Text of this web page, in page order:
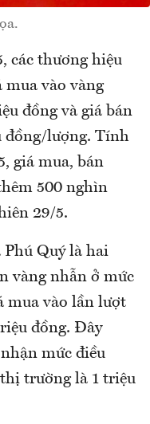
các thương hiệu
vào vàng
đồng và giá bán
đồng/lượng. Tính
giá mua, bán
500 nghìn
29/5.
Quý là hai
vàng nhẫn ở mức
mua vào lần lượt
đồng. Đây
mức điều
trường là 1 triệu